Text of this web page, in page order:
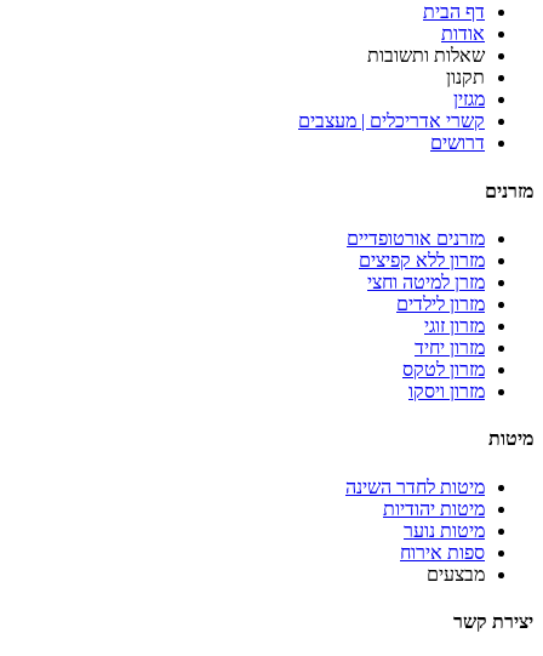
דף הבית
אודות
שאלות ותשובות
תקנון
מגזין
קשרי אדריכלים | מעצבים
דרושים
מזרנים
מזרנים אורטופדיים
מזרון ללא קפיצים
מזרן למיטה וחצי
מזרון לילדים
מזרון זוגי
מזרון יחיד
מזרון לטקס
מזרון ויסקו
מיטות
מיטות לחדר השינה
מיטות יהודיות
מיטות נוער
ספות אירוח
מבצעים
יצירת קשר